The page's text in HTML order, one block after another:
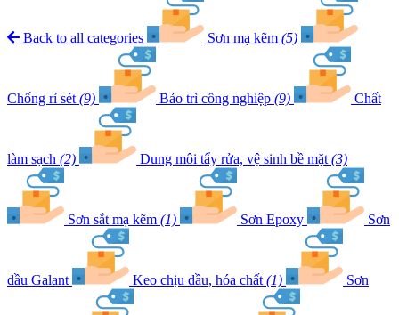
Back to all categories Sơn mạ kẽm (5)
Chống rỉ sét (9) Bảo trì công nghiệp (9) Chất
làm sạch (2) Dung môi tẩy rửa, vệ sinh bề mặt (3)
Sơn sắt mạ kẽm (1) Sơn Epoxy Sơn
dầu Galant Keo chịu dầu, hóa chất (1) Sơn